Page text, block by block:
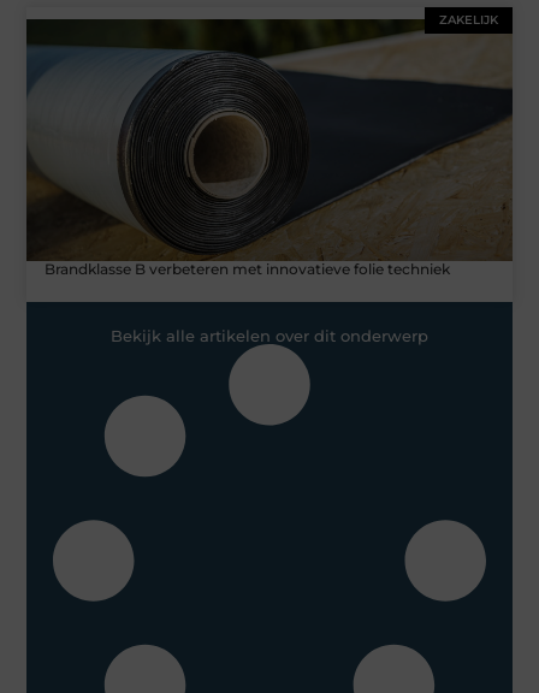
ZAKELIJK
Brandklasse B verbeteren met innovatieve folie techniek
Bekijk alle artikelen over dit onderwerp